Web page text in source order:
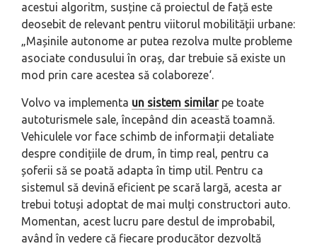
acestui algoritm, susține că proiectul de față este
deosebit de relevant pentru viitorul mobilității urbane:
„Mașinile autonome ar putea rezolva multe probleme
asociate condusului în oraș, dar trebuie să existe un
mod prin care acestea să colaboreze‘.
Volvo va implementa un sistem similarpe toate
autoturismele sale, începând din această toamnă.
Vehiculele vor face schimb de informații detaliate
despre condițiile de drum, în timp real, pentru ca
șoferii să se poată adapta în timp util. Pentru ca
sistemul să devină eficient pe scară largă, acesta ar
trebui totuși adoptat de mai mulți constructori auto.
Momentan, acest lucru pare destul de improbabil,
având în vedere că fiecare producător dezvoltă